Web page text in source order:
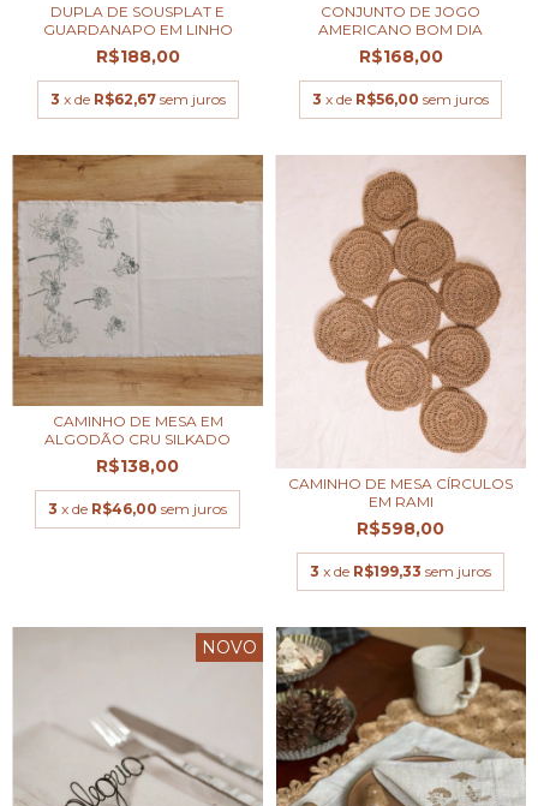
DUPLA DE SOUSPLAT E
GUARDANAPO EM LINHO
R$188,00
3 x de R$62,67 sem juros
CONJUNTO DE JOGO
AMERICANO BOM DIA
R$168,00
3 x de R$56,00 sem juros
CAMINHO DE MESA EM
ALGODÃO CRU SILKADO
R$138,00
3 x de R$46,00 sem juros
CAMINHO DE MESA CÍRCULOS
EM RAMI
R$598,00
3 x de R$199,33 sem juros
NOVO